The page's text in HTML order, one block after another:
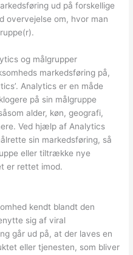
ud på forskellige
overvejelse om, hvor man
og målgrupper
markedsføring på,
Analytics er en måde
på sin målgruppe
alder, køn, geografi,
Ved hjælp af Analytics
sin markedsføring, så
eller tiltrække nye
er rettet imod.
kendt blandt den
sig af viral
går ud på, at der laves en
eller tjenesten, som bliver